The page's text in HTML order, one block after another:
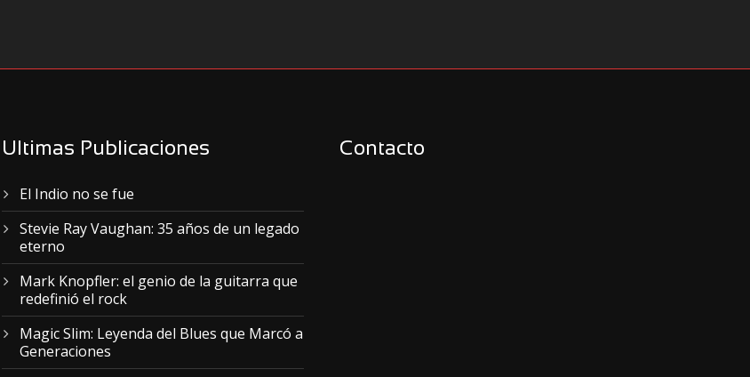
Ultimas Publicaciones
El Indio no se fue
Stevie Ray Vaughan: 35 años de un legado
eterno
Mark Knopfler: el genio de la guitarra que
redefinió el rock
Magic Slim: Leyenda del Blues que Marcó a
Generaciones
Contacto